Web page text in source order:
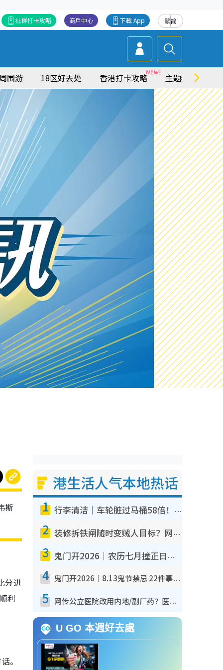
繁简
下載 App
商戶中心
社群打卡攻略
围游 18区好去处 香港打卡攻略 主题特集
斯
分进
利
。
港生活人气本地热话
1 行李清洁｜车轮脏过马桶58倍！专家警告忌用酒精擦 教1招免脏手除菌
2 装修拆铁闸随时变贼人目标？网友揭2大关键用途：装新款等于白装？附新旧铁闸分别
3 鬼门开2026｜农历七月撞正日全食特别邪？专家警告切忌做一事！揭4大禁忌+2招保平安
4 鬼门开2026｜8.13鬼节禁忌 22件事不能做！烧肉、刺身要少食？半夜勿吹口哨/打给个电话
5 网传公立医院改用内地/副厂药？医生拆解正副厂分别，揭4类人换药随时出事
U GO 本週好去處